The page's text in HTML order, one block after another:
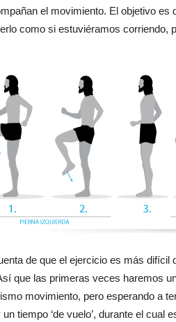
el movimiento. El objetivo es
como si estuviéramos corriendo,
de que el ejercicio es más difícil
que las primeras veces haremos
movimiento, pero esperando a
tiempo ‘de vuelo’, durante el cual